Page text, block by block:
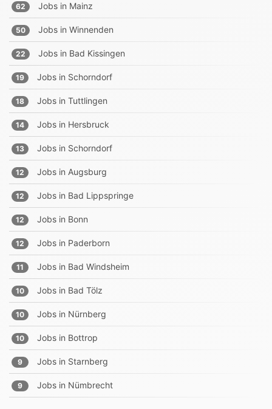
62 Jobs in Mainz
50 Jobs in Winnenden
22 Jobs in Bad Kissingen
19 Jobs in Schorndorf
18 Jobs in Tuttlingen
14 Jobs in Hersbruck
13 Jobs in Schorndorf
12 Jobs in Augsburg
12 Jobs in Bad Lippspringe
12 Jobs in Bonn
12 Jobs in Paderborn
11 Jobs in Bad Windsheim
10 Jobs in Bad Tölz
10 Jobs in Nürnberg
10 Jobs in Bottrop
9 Jobs in Starnberg
9 Jobs in Nümbrecht